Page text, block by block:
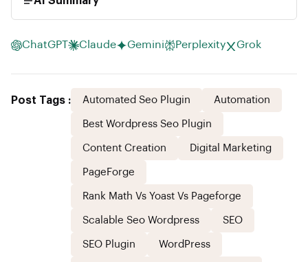
ChatGPT Claude Gemini Perplexity Grok
Post Tags : Automated Seo Plugin Automation
Best Wordpress Seo Plugin
Content Creation Digital Marketing
PageForge
Rank Math Vs Yoast Vs Pageforge
Scalable Seo Wordpress SEO
SEO Plugin WordPress